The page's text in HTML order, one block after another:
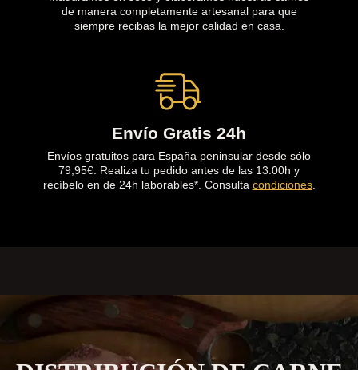
de manera completamente artesanal para que
siempre recibas la mejor calidad en casa.
Envío Gratis 24h
Envíos gratuitos para España peninsular desde sólo
79,95€. Realiza tu pedido antes de las 13:00h y
recíbelo en de 24h laborables*. Consulta condiciones.